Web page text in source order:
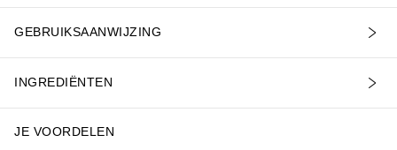
GEBRUIKSAANWIJZING
INGREDIËNTEN
JE VOORDELEN